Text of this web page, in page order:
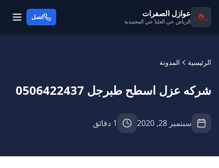
عوازل الصفرات
الرياض حي العليا حي المحمدية
اتصل
الرئيسية المدونة
شركه عزل اسطح طبرجل 0506422437
سبتمبر 28, 2020 1 دقائق